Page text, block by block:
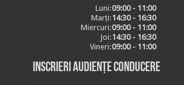
Luni:09:00 - 11:00
Marți:14:30 - 16:30
Miercuri:09:00 - 11:00
Joi:14:30 - 16:30
Vineri:09:00 - 11:00
Inscrieri audiențe conducere